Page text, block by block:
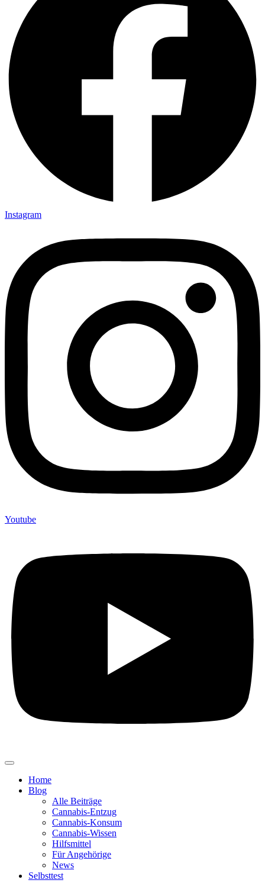
Instagram
Youtube
Home
Blog
Alle Beiträge
Cannabis-Entzug
Cannabis-Konsum
Cannabis-Wissen
Hilfsmittel
Für Angehörige
News
Selbsttest